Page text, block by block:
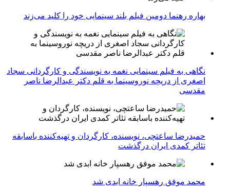
بهاره رهنما دومین فیلم بلند سینمایی خود را کلید می‌زند
نگاهی به فیلم سینمایی نغمه به نویسندگی و کارگردانی سجاد
اصغری از دریچه نوروسینما به قلم دکتر عبدالرضا ناصر
مقدسی
حمیدرضا ساعتچی، نویسنده، کارگردان و تهیه‌کننده باسابقه
تئاتر کمدی ایران درگذشت
محمد موفق رهسپار خانه ابدی شد